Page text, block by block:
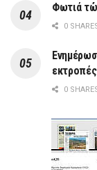
Φωτιά
0
0